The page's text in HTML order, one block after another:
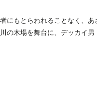
にもとらわれることなく、あ
の木場を舞台に、デッカイ